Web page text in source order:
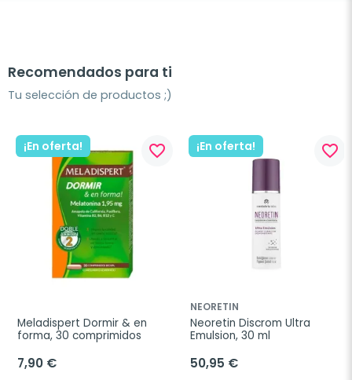
Recomendados para ti
Tu selección de productos ;)
¡En oferta! favorite_border
Meladispert Dormir & en
forma, 30 comprimidos
7,90 €
¡En oferta! favorite_border
NEORETIN
Neoretin Discrom Ultra
Emulsion, 30 ml
50,95 €